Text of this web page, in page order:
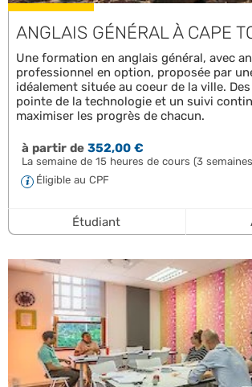
ANGLAIS GÉNÉRAL À CAPE
Une formation en anglais général, avec
professionnel en option, proposée par
idéalement située au coeur de la ville.
pointe de la technologie et un suivi
maximiser les progrès de chacun.
à partir de352,00 €
La semaine de 15 heures de cours (3
Éligible au CPF
Étudiant